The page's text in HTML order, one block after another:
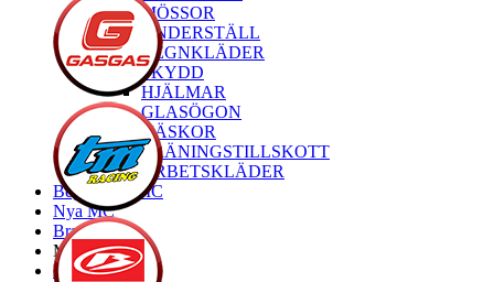
MÖSSOR
UNDERSTÄLL
REGNKLÄDER
SKYDD
HJÄLMAR
GLASÖGON
VÄSKOR
TRÄNINGSTILLSKOTT
ARBETSKLÄDER
Begagnade MC
Nya MC
Brands
My Bike
Express order